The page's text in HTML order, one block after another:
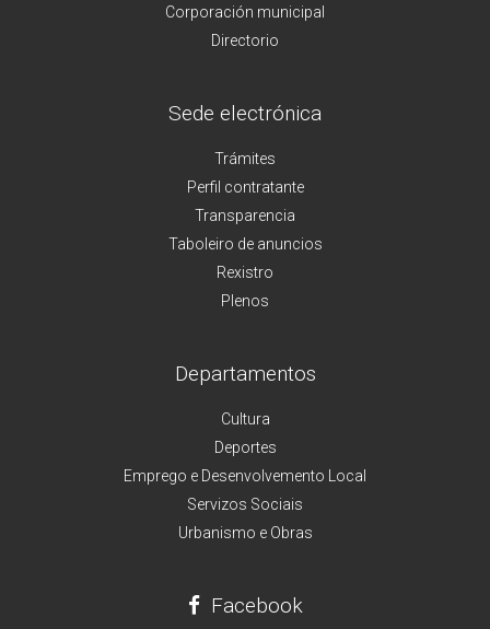
Corporación municipal
Directorio
Sede electrónica
Trámites
Perfil contratante
Transparencia
Taboleiro de anuncios
Rexistro
Plenos
Departamentos
Cultura
Deportes
Emprego e Desenvolvemento Local
Servizos Sociais
Urbanismo e Obras
Facebook